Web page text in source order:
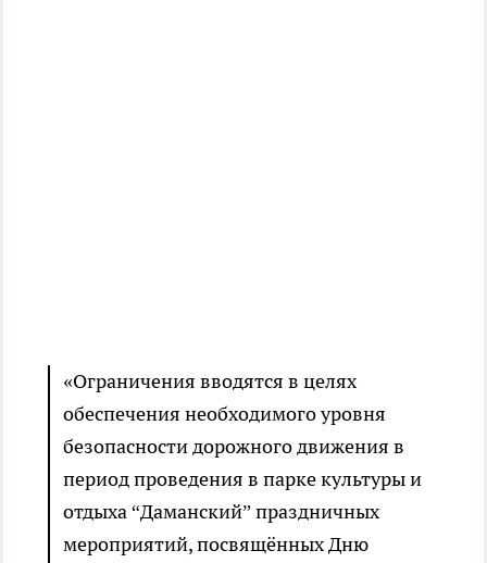
«Ограничения вводятся в целях
обеспечения необходимого уровня
безопасности дорожного движения в
период проведения в парке культуры и
отдыха “Даманский” праздничных
мероприятий, посвящённых Дню